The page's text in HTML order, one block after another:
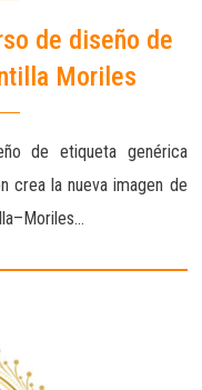
de diseño de
Moriles
de etiqueta genérica
crea la nueva imagen de